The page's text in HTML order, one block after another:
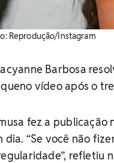
Reprodução/Instagram
Barbosa
vídeo após o
fez a
dia. “Se você não
refletiu